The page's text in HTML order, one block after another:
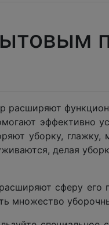
расширяют
эффективно
уборку,
делая
сферу
множество